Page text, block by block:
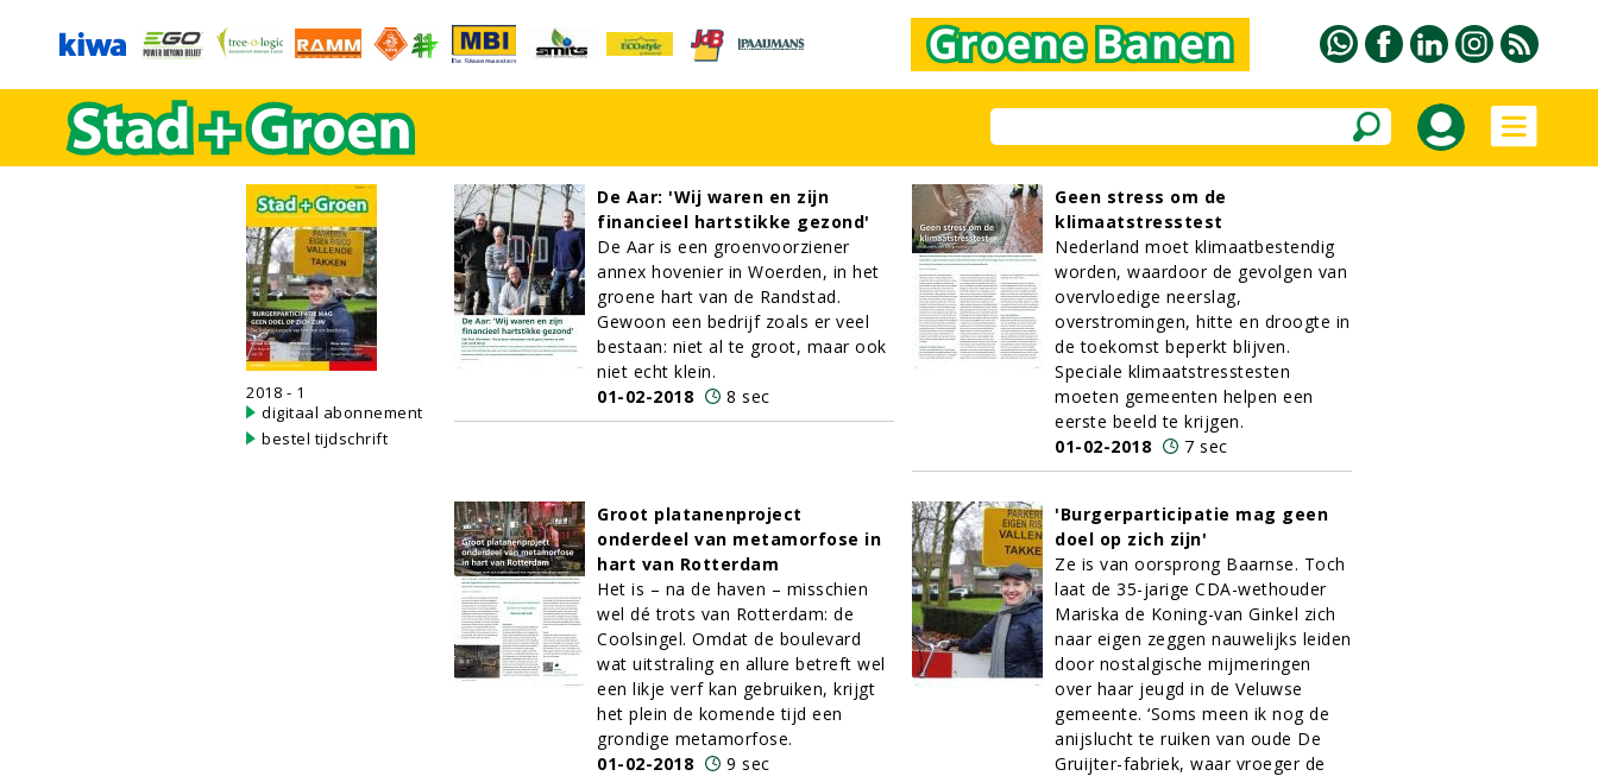
2018 - 1
digitaal abonnement
bestel tijdschrift
De Aar: 'Wij waren en zijn
financieel hartstikke gezond'
De Aar is een groenvoorziener
annex hovenier in Woerden, in het
groene hart van de Randstad.
Gewoon een bedrijf zoals er veel
bestaan: niet al te groot, maar ook
niet echt klein.
01-02-2018
8 sec
Geen stress om de
klimaatstresstest
Nederland moet klimaatbestendig
worden, waardoor de gevolgen van
overvloedige neerslag,
overstromingen, hitte en droogte in
de toekomst beperkt blijven.
Speciale klimaatstresstesten
moeten gemeenten helpen een
eerste beeld te krijgen.
01-02-2018
7 sec
Groot platanenproject
onderdeel van metamorfose in
hart van Rotterdam
Het is – na de haven – misschien
wel dé trots van Rotterdam: de
Coolsingel. Omdat de boulevard
wat uitstraling en allure betreft wel
een likje verf kan gebruiken, krijgt
het plein de komende tijd een
grondige metamorfose.
01-02-2018
9 sec
'Burgerparticipatie mag geen
doel op zich zijn'
Ze is van oorsprong Baarnse. Toch
laat de 35-jarige CDA-wethouder
Mariska de Koning-van Ginkel zich
naar eigen zeggen nauwelijks leiden
door nostalgische mijmeringen
over haar jeugd in de Veluwse
gemeente. ‘Soms meen ik nog de
anijslucht te ruiken van oude De
Gruijter-fabriek, waar vroeger de